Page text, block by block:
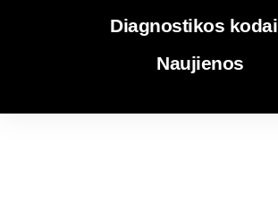
Diagnostikos kodai
Naujienos